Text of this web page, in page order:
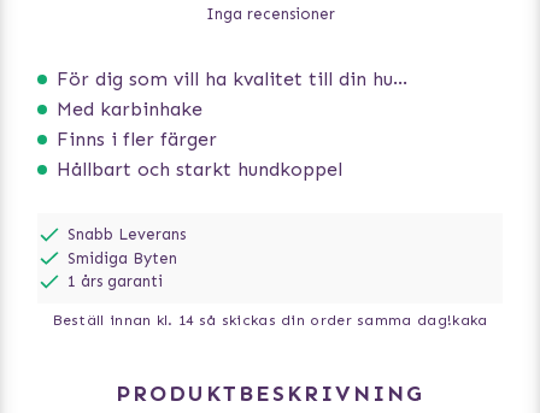
För dig som vill ha kvalitet till din hund!
Med karbinhake
Finns i fler färger
Hållbart och starkt hundkoppel
Inga recensioner
Snabb Leverans
Smidiga Byten
1 års garanti
Beställ innan kl. 14 så skickas din order samma dag!kaka
PRODUKTBESKRIVNING